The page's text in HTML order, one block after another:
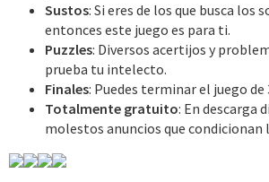
Sustos: Si eres de los que busca los
entonces este juego es para ti.
Puzzles: Diversos acertijos y
prueba tu intelecto.
Finales: Puedes terminar el juego
Totalmente gratuito: En descarga
molestos anuncios que condicionan